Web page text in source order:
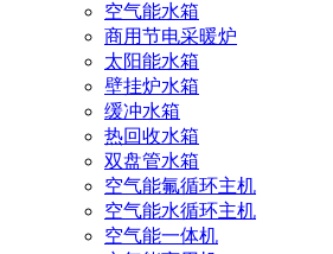
空气能水箱
商用节电采暖炉
太阳能水箱
壁挂炉水箱
缓冲水箱
热回收水箱
双盘管水箱
空气能氟循环主机
空气能水循环主机
空气能一体机